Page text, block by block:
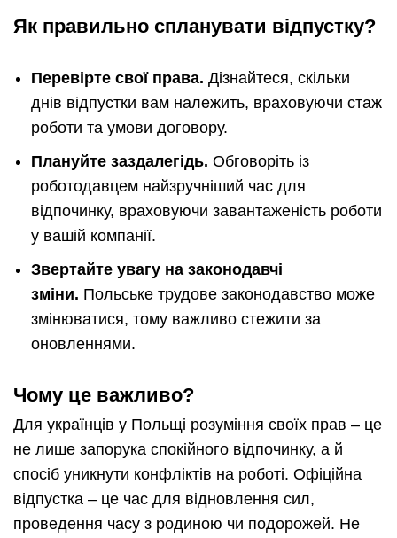
Як правильно спланувати відпустку?
Перевірте свої права. Дізнайтеся, скільки
днів відпустки вам належить, враховуючи стаж
роботи та умови договору.
Плануйте заздалегідь. Обговоріть із
роботодавцем найзручніший час для
відпочинку, враховуючи завантаженість роботи
у вашій компанії.
Звертайте увагу на законодавчі
зміни. Польське трудове законодавство може
змінюватися, тому важливо стежити за
оновленнями.
Чому це важливо?
Для українців у Польщі розуміння своїх прав – це
не лише запорука спокійного відпочинку, а й
спосіб уникнути конфліктів на роботі. Офіційна
відпустка – це час для відновлення сил,
проведення часу з родиною чи подорожей. Не